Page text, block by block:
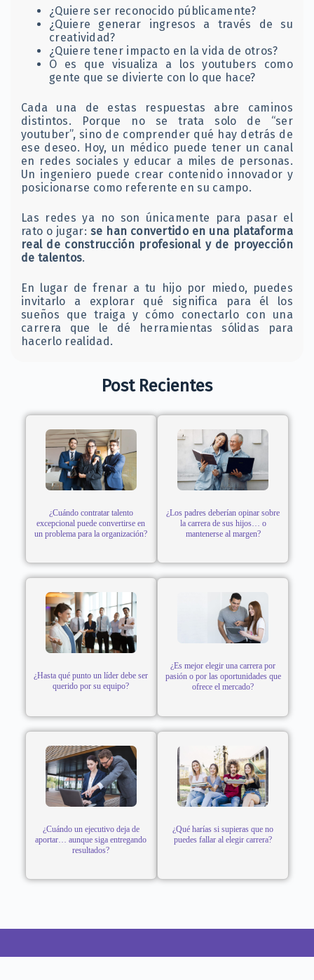
¿Quiere ser reconocido públicamente?
¿Quiere generar ingresos a través de su
creatividad?
¿Quiere tener impacto en la vida de otros?
O es que visualiza a los youtubers como
gente que se divierte con lo que hace?
Cada una de estas respuestas abre caminos
distintos. Porque no se trata solo de “ser
youtuber”, sino de comprender qué hay detrás de
ese deseo. Hoy, un médico puede tener un canal
en redes sociales y educar a miles de personas.
Un ingeniero puede crear contenido innovador y
posicionarse como referente en su campo.
Las redes ya no son únicamente para pasar el
rato o jugar: se han convertido en una plataforma
real de construcción profesional y de proyección
de talentos.
En lugar de frenar a tu hijo por miedo, puedes
invitarlo a explorar qué significa para él los
sueños que traiga y cómo conectarlo con una
carrera que le dé herramientas sólidas para
hacerlo realidad.
Post Recientes
¿Cuándo contratar talento
excepcional puede convertirse en
un problema para la organización?
¿Los padres deberían opinar sobre
la carrera de sus hijos… o
mantenerse al margen?
¿Hasta qué punto un líder debe ser
querido por su equipo?
¿Es mejor elegir una carrera por
pasión o por las oportunidades que
ofrece el mercado?
¿Cuándo un ejecutivo deja de
aportar… aunque siga entregando
resultados?
¿Qué harías si supieras que no
puedes fallar al elegir carrera?